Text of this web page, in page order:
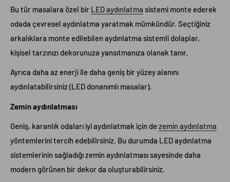
Bu tür masalara özel bir LED aydınlatma sistemi monte ederek
odada çevresel aydınlatma yaratmak mümkündür. Seçtiğiniz
arkalıklara monte edilebilen aydınlatma sistemli dolaplar,
kişisel tarzınızı dekorunuza yansıtmanıza olanak tanır.
Ayrıca daha az enerji ile daha geniş bir yüzey alanını
aydınlatabilirsiniz (LED donanımlı masalar).
Zemin aydınlatması
Geniş, karanlık odaları iyi aydınlatmak için dezemin aydınlatma
yöntemlerini tercih edebilirsiniz. Bu durumda LED aydınlatma
sistemlerinin sağladığı zemin aydınlatması sayesinde daha
modern görünen bir dekor da oluşturabilirsiniz.